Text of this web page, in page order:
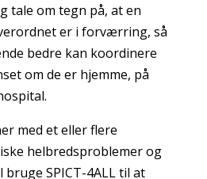
tale om tegn på, at en
er i forværring, så
bedre kan koordinere
om de er hjemme, på
med et eller flere
helbredsproblemer og
SPICT-4ALL til at